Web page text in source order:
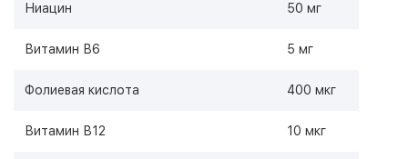
Ниацин 50 мг
Витамин В6 5 мг
Фолиевая кислота 400 мкг
Витамин В12 10 мкг